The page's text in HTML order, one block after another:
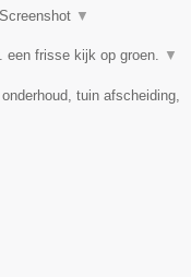
Screenshot ▼
een frisse kijk op groen. ▼
tuin afscheiding,